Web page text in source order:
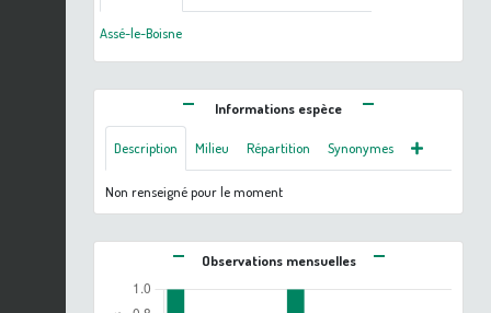
Assé-le-Boisne
Informations espèce
Description Milieu Répartition Synonymes
Non renseigné pour le moment
Observations mensuelles